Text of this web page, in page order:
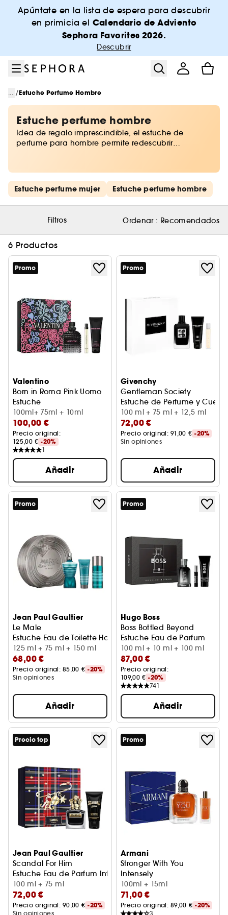
Ir al menú
Ir al contenido principal
Ir al pie de página
Apúntate en la lista de espera para descubrir
en primicia el Calendario de Adviento
Sephora Favorites 2026.
Descubrir
... /Estuche Perfume Hombre
Estuche perfume hombre
Idea de regalo imprescindible, el estuche de
perfume para hombre permite redescubrir
productos perfumados, aprovecha esta ocasión
para conocer las nuevas posibilidades de tu
fragancia fetiche.
Saltar los enlaces rápidos
Estuche perfume mujer Estuche perfume hombre
Filtros Ordenar : Recomendados
6 Productos
Promo
Valentino
Born in Roma Pink Uomo
Estuche
100ml+ 75ml + 10ml
100,00 €
Precio original:
125,00 € -20%
1
Añadir
Promo
Givenchy
Gentleman Society
Estuche de Perfume y
100 ml + 75 ml + 12,5 ml
72,00 €
Precio original: 91,00 € -20%
Sin opiniones
Añadir
Promo
Jean Paul Gaultier
Le Male
Estuche Eau de Toilette Hombre
125 ml + 75 ml + 150 ml
68,00 €
Precio original: 85,00 € -20%
Sin opiniones
Añadir
Promo
Hugo Boss
Boss Bottled Beyond
Estuche Eau de Parfum
100 ml + 10 ml + 100 ml
87,00 €
Precio original:
109,00 € -20%
741
Añadir
Precio top
Jean Paul Gaultier
Scandal For Him
Estuche Eau de Parfum Intense Hombre
100 ml + 75 ml
72,00 €
Precio original: 90,00 € -20%
Sin opiniones
Promo
Armani
Stronger With You
Intensely
Estuche
100ml + 15ml
71,00 €
Precio original: 89,00 € -20%
3